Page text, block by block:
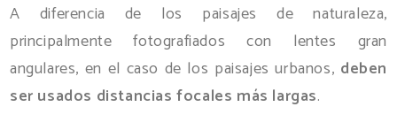
A diferencia de los paisajes de naturaleza,
principalmente fotografiados con lentes gran
angulares, en el caso de los paisajes urbanos, deben
ser usados distancias focales más largas.